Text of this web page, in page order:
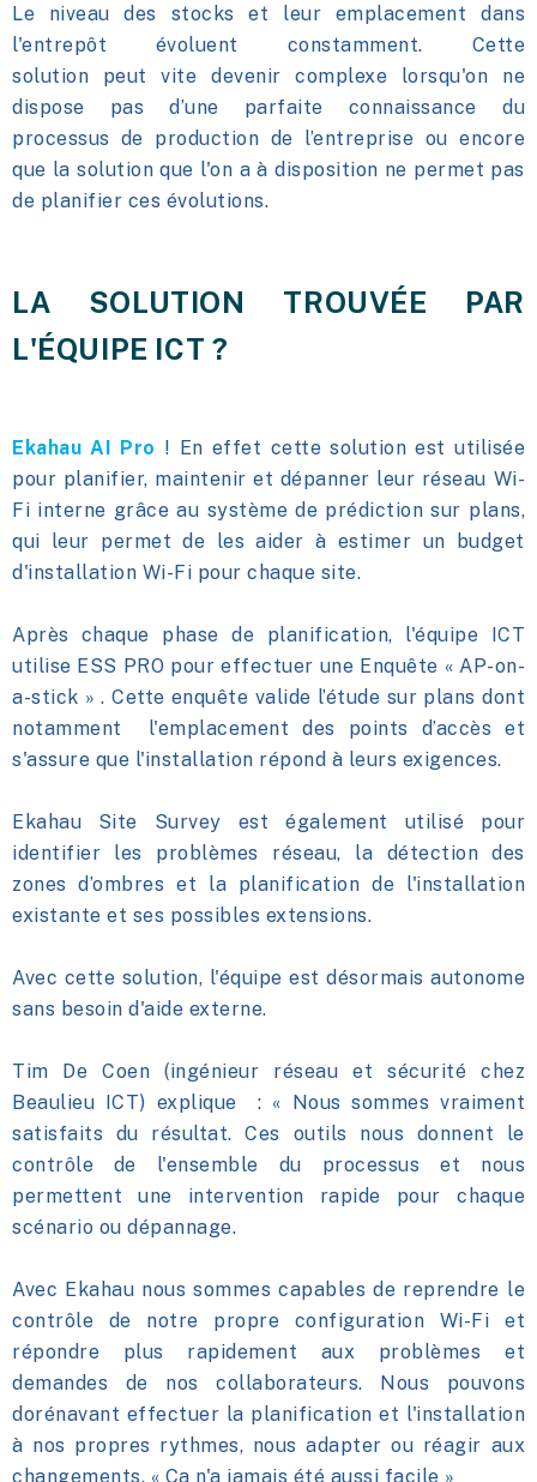
Le niveau des stocks et leur emplacement dans
l'entrepôt évoluent constamment. Cette
solution peut vite devenir complexe lorsqu'on ne
dispose pas d’une parfaite connaissance du
processus de production de l’entreprise ou encore
que la solution que l'on a à disposition ne permet pas
de planifier ces évolutions.
LA SOLUTION TROUVÉE PAR
L'ÉQUIPE ICT ?
Ekahau AI Pro ! En effet cette solution est utilisée
pour planifier, maintenir et dépanner leur réseau Wi-
Fi interne grâce au système de prédiction sur plans,
qui leur permet de les aider à estimer un budget
d'installation Wi-Fi pour chaque site.
Après chaque phase de planification, l'équipe ICT
utilise ESS PRO pour effectuer une Enquête « AP-on-
a-stick » . Cette enquête valide l’étude sur plans dont
notamment l'emplacement des points d’accès et
s'assure que l'installation répond à leurs exigences.
Ekahau Site Survey est également utilisé pour
identifier les problèmes réseau, la détection des
zones d’ombres et la planification de l'installation
existante et ses possibles extensions.
Avec cette solution, l'équipe est désormais autonome
sans besoin d'aide externe.
Tim De Coen (ingénieur réseau et sécurité chez
Beaulieu ICT) explique :« Nous sommes vraiment
satisfaits du résultat. Ces outils nous donnent le
contrôle de l'ensemble du processus et nous
permettent une intervention rapide pour chaque
scénario ou dépannage.
Avec Ekahau nous sommes capables de reprendre le
contrôle de notre propre configuration Wi-Fi et
répondre plus rapidement aux problèmes et
demandes de nos collaborateurs. Nous pouvons
dorénavant effectuer la planification et l'installation
à nos propres rythmes, nous adapter ou réagir aux
changements. « Ça n'a jamais été aussi facile »